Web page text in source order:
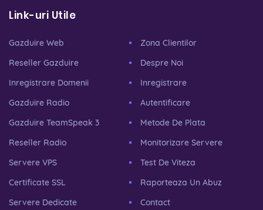
Link-uri Utile
Gazduire Web
Reseller Gazduire
Inregistrare Domenii
Gazduire Radio
Gazduire TeamSpeak 3
Reseller Radio
Servere VPS
Certificate SSL
Servere Dedicate
Zona Clientilor
Despre Noi
Inregistrare
Autentificare
Metode De Plata
Monitorizare Servere
Test De Viteza
Raporteaza Un Abuz
Contact